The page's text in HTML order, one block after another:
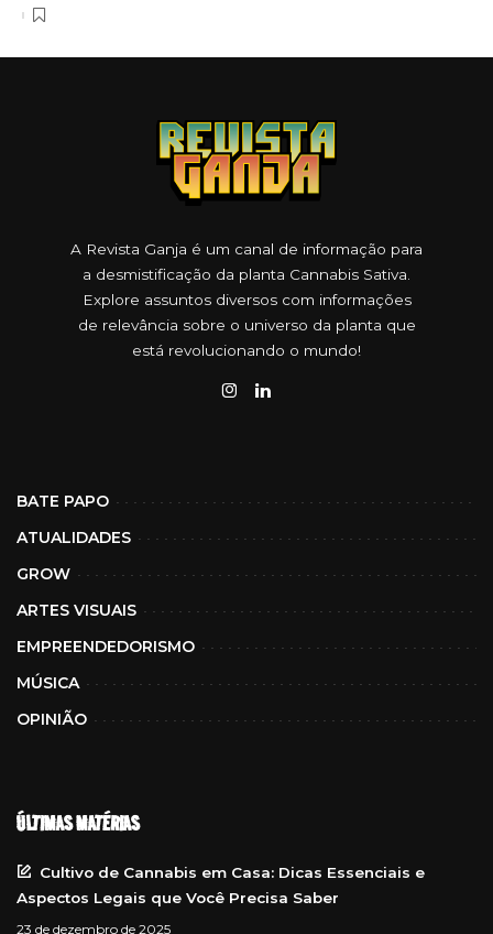
A Revista Ganja é um canal de informação para
a desmistificação da planta Cannabis Sativa.
Explore assuntos diversos com informações
de relevância sobre o universo da planta que
está revolucionando o mundo!
BATE PAPO
ATUALIDADES
GROW
ARTES VISUAIS
EMPREENDEDORISMO
MÚSICA
OPINIÃO
ÚLTIMAS MATÉRIAS
Cultivo de Cannabis em Casa: Dicas Essenciais e
Aspectos Legais que Você Precisa Saber
23 de dezembro de 2025